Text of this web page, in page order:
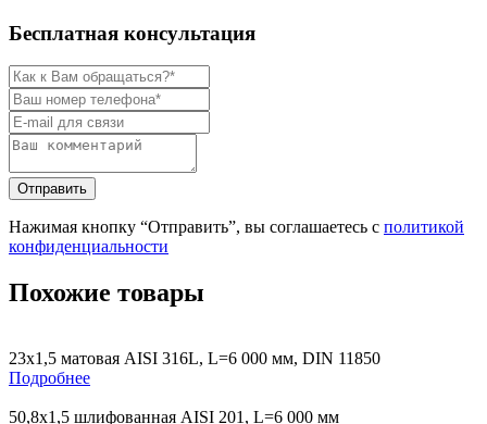
Бесплатная консультация
Нажимая кнопку “Отправить”, вы соглашаетесь с политикой
конфиденциальности
Похожие товары
23х1,5 матовая AISI 316L, L=6 000 мм, DIN 11850
Подробнее
50,8х1,5 шлифованная AISI 201, L=6 000 мм